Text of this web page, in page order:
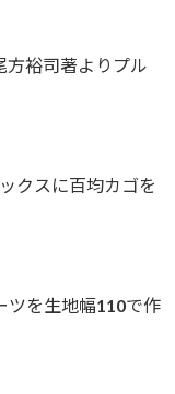
方裕司著よりプル
クスに百均カゴを
ツを生地幅110で作